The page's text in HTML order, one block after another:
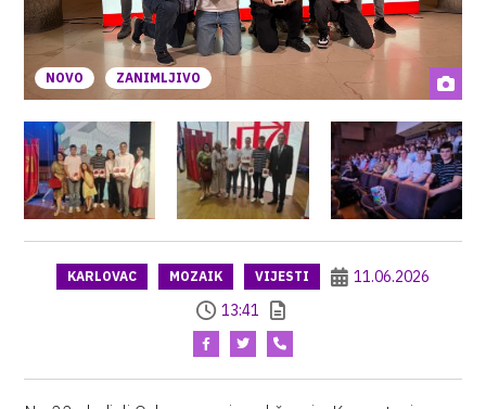
NOVO ZANIMLJIVO
KARLOVAC MOZAIK VIJESTI
11.06.2026
13:41